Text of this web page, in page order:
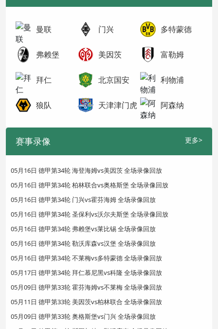
曼联 门兴 多特蒙德
弗赖堡 美因茨 富勒姆
拜仁 北京国安 利物浦
狼队 天津津门虎 阿森纳
赛事录像 更多>
05月16日 德甲第34轮 海登海姆vs美因茨 全场录像回放
05月16日 德甲第34轮 柏林联合vs奥格斯堡 全场录像回放
05月16日 德甲第34轮 门兴vs霍芬海姆 全场录像回放
05月16日 德甲第34轮 圣保利vs沃尔夫斯堡 全场录像回放
05月16日 德甲第34轮 弗赖堡vs莱比锡 全场录像回放
05月16日 德甲第34轮 勒沃库森vs汉堡 全场录像回放
05月16日 德甲第34轮 不莱梅vs多特蒙德 全场录像回放
05月17日 德甲第34轮 拜仁慕尼黑vs科隆 全场录像回放
05月09日 德甲第33轮 霍芬海姆vs不莱梅 全场录像回放
05月11日 德甲第33轮 美因茨vs柏林联合 全场录像回放
05月09日 德甲第33轮 奥格斯堡vs门兴 全场录像回放